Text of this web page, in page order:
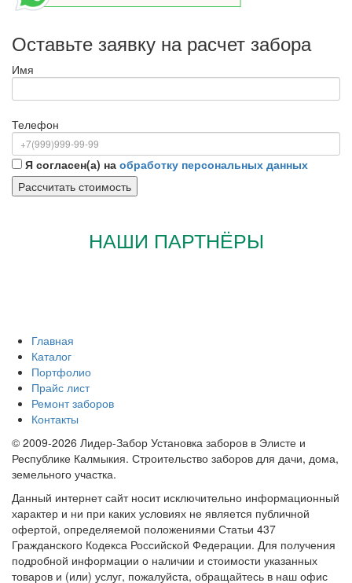
Оставьте заявку на расчет забора
Имя
Телефон
Я согласен(а) на обработку персональных данных
НАШИ ПАРТНЁРЫ
Главная
Каталог
Портфолио
Прайс лист
Ремонт заборов
Контакты
© 2009-2026 Лидер-Забор Установка заборов в Элисте и
Республике Калмыкия. Строительство заборов для дачи, дома,
земельного участка.
Данный интернет сайт носит исключительно информационный
характер и ни при каких условиях не является публичной
офертой, определяемой положениями Статьи 437
Гражданского Кодекса Российской Федерации. Для получения
подробной информации о наличии и стоимости указанных
товаров и (или) услуг, пожалуйста, обращайтесь в наш офис